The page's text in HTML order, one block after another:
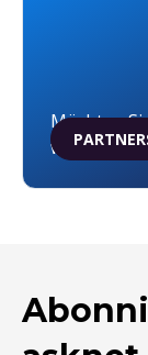
Möchten
werden?